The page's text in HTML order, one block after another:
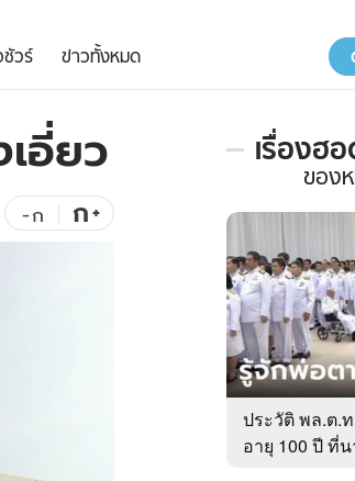
บันเทิงครบรส
เกมส์
คลิป
พอดแคสต์
ชัวร์ ข่าวทั้งหมด
อี่ยว
-ก ก+
เรื่องฮ
เรื่อง
ใน
สัปดาห์
ของ
หมวด
การเมือง
ของ
ประวัติ พล.ต.
อายุ 100 ปี ที่